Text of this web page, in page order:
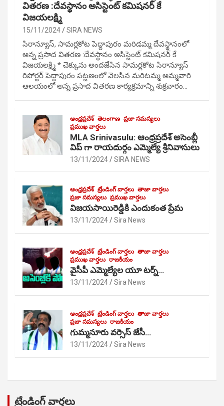
వితరణ :దేవస్థానం అసిస్టెంట్ కమిషనర్ కే
విజయలక్ష్మి
15/11/2024 SIRA NEWS
సిరాన్యూస్, సామర్లకోట పెద్దాపురం మరిడమ్మ దేవస్థానంలో
అన్న ప్రసాద వితరణ :దేవస్థానం అసిస్టెంట్ కమిషనర్ కే
విజయలక్ష్మి * చెక్కును అందజేసిన సామర్లకోట సిరాన్యూస్
రిపోర్టర్ పెద్దాపురం పట్టణంలో వెలసిన మరిటమ్మ అమ్మవారి
ఆలయంలో అన్న ప్రసాద వితరణ కార్యక్రమాన్ని శుక్రవారం…
ఆంధ్రప్రదేశ్ తెలంగాణ ప్రజా సమస్యలు
ప్రముఖ వార్తలు
MLA Srinivasulu: ఆంధ్రప్రదేశ్ అసెంబ్లీ
విప్ గా రాయదుర్గం ఎమ్మెల్యే శ్రీనివాసులు
13/11/2024 SIRA NEWS
ఆంధ్రప్రదేశ్ ట్రేండింగ్ వార్తలు తాజా వార్తలు
ప్రజా సమస్యలు ప్రముఖ వార్తలు
విజయసాయిరెడ్డికి ఎందుకంత ప్రేమ
13/11/2024 Sira News
ఆంధ్రప్రదేశ్ ట్రేండింగ్ వార్తలు తాజా వార్తలు
ప్రముఖ వార్తలు రాజకీయం
వైసీపీ ఎమ్మెల్యేల యూ టర్న్…
13/11/2024 Sira News
ఆంధ్రప్రదేశ్ ట్రేండింగ్ వార్తలు తాజా వార్తలు
ప్రజా సమస్యలు రాజకీయం
గుమ్మనూరు వర్సెస్ జేసీ…
13/11/2024 Sira News
ట్రేండింగ్ వార్తలు